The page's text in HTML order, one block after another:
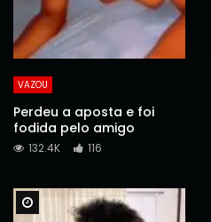
VAZOU
Perdeu a aposta e foi
fodida pelo amigo
132.4K 116
Watch Later